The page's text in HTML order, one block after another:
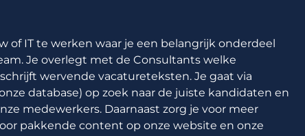
of IT te werken waar je een belangrijk onderdeel
Je overlegt met de Consultants welke
wervende vacatureteksten. Je gaat via
database) op zoek naar de juiste kandidaten en
medewerkers. Daarnaast zorg je voor meer
pakkende content op onze website en onze